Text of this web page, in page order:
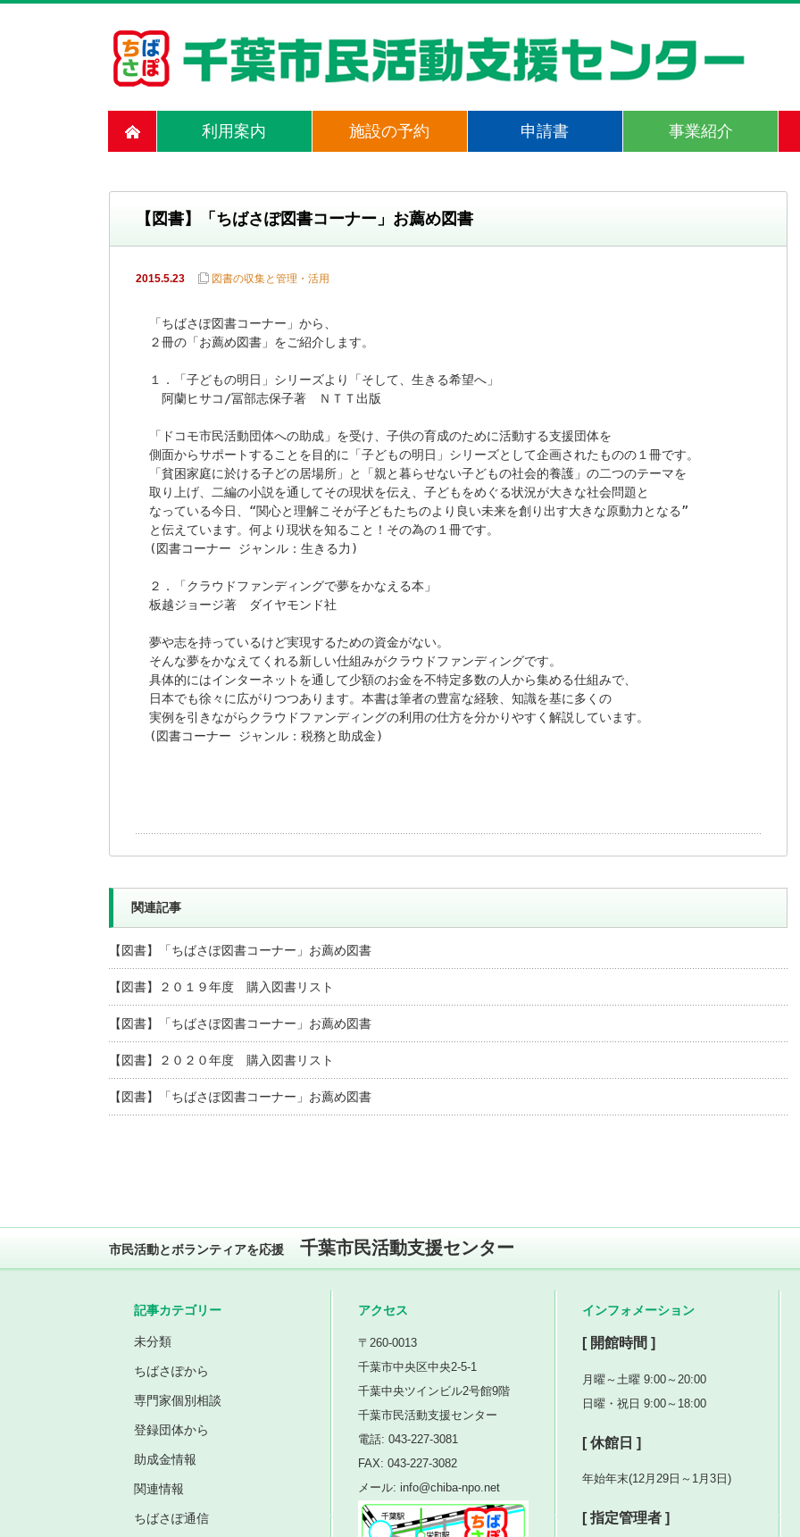
利用案内 施設の予約 申請書 事業紹介
【図書】「ちばさぽ図書コーナー」お薦め図書
2015.5.23 図書の収集と管理・活用
「ちばさぽ図書コーナー」から、
２冊の「お薦め図書」をご紹介します。
１．「子どもの明日」シリーズより「そして、生きる希望へ」
阿蘭ヒサコ/冨部志保子著　ＮＴＴ出版
「ドコモ市民活動団体への助成」を受け、子供の育成のために活動する支援団体を
側面からサポートすることを目的に「子どもの明日」シリーズとして企画されたものの１冊です。
「貧困家庭に於ける子どの居場所」と「親と暮らせない子どもの社会的養護」の二つのテーマを
取り上げ、二編の小説を通してその現状を伝え、子どもをめぐる状況が大きな社会問題と
なっている今日、“関心と理解こそが子どもたちのより良い未来を創り出す大きな原動力となる”
と伝えています。何より現状を知ること！その為の１冊です。
(図書コーナー ジャンル：生きる力)
２．「クラウドファンディングで夢をかなえる本」
板越ジョージ著　ダイヤモンド社
夢や志を持っているけど実現するための資金がない。
そんな夢をかなえてくれる新しい仕組みがクラウドファンディングです。
具体的にはインターネットを通して少額のお金を不特定多数の人から集める仕組みで、
日本でも徐々に広がりつつあります。本書は筆者の豊富な経験、知識を基に多くの
実例を引きながらクラウドファンディングの利用の仕方を分かりやすく解説しています。
(図書コーナー ジャンル：税務と助成金)
関連記事
【図書】「ちばさぽ図書コーナー」お薦め図書
【図書】２０１９年度 購入図書リスト
【図書】「ちばさぽ図書コーナー」お薦め図書
【図書】２０２０年度 購入図書リスト
【図書】「ちばさぽ図書コーナー」お薦め図書
市民活動とボランティアを応援 千葉市民活動支援センター
記事カテゴリー
未分類
ちばさぽから
専門家個別相談
登録団体から
助成金情報
関連情報
ちばさぽ通信
アクセス
〒260-0013
千葉市中央区中央2-5-1
千葉中央ツインビル2号館9階
千葉市民活動支援センター
電話: 043-227-3081
FAX: 043-227-3082
メール: info@chiba-npo.net
インフォメーション
[ 開館時間 ]
月曜～土曜 9:00～20:00
日曜・祝日 9:00～18:00
[ 休館日 ]
年始年末(12月29日～1月3日)
[ 指定管理者 ]